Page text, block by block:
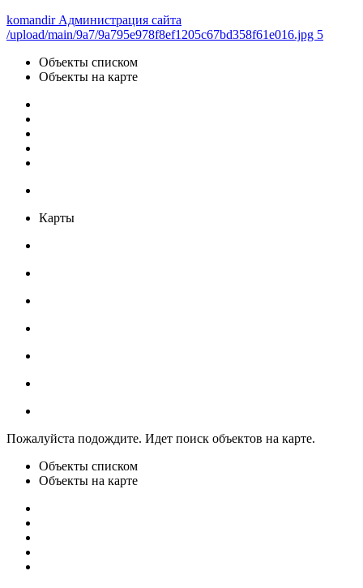
komandir Администрация сайта
/upload/main/9a7/9a795e978f8ef1205c67bd358f61e016.jpg 5
Объекты списком
Объекты на карте
Карты
Пожалуйста подождите. Идет поиск объектов на карте.
Объекты списком
Объекты на карте